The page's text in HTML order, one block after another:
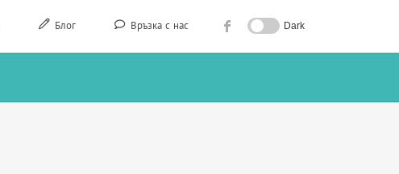
Блог Връзка с нас Dark